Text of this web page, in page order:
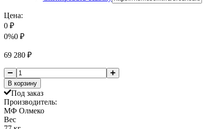
Цена:
0 ₽
0%0 ₽
69 280 ₽
В корзину
Под заказ
Производитель:
МФ Олмеко
Вес